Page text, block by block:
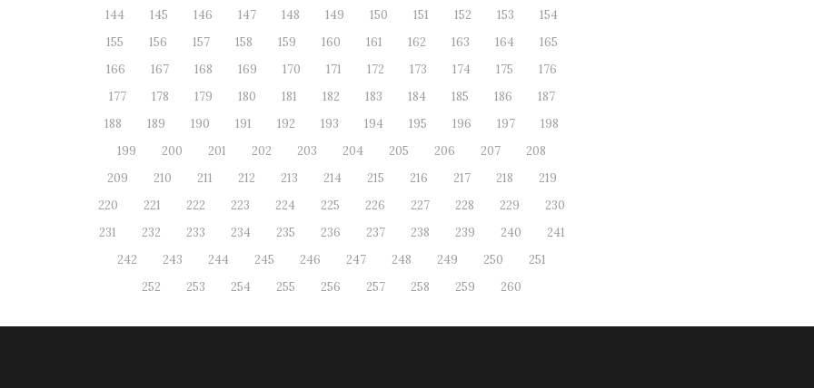
144
145 146 147 148 149 150 151 152 153
154
155
156 157 158 159 160 161 162 163 164
165
166
167 168 169 170 171 172 173 174 175
176
177
178 179 180 181 182 183 184 185 186
187
188
189 190 191 192 193 194 195 196 197
198
199
200 201 202 203 204 205 206 207
208
209
210 211 212 213 214 215 216 217 218
219
220
221 222 223 224 225 226 227 228 229
230
231
232 233 234 235 236 237 238 239 240
241
242
243 244 245 246 247 248 249 250
251
252
253 254 255 256 257 258 259 260